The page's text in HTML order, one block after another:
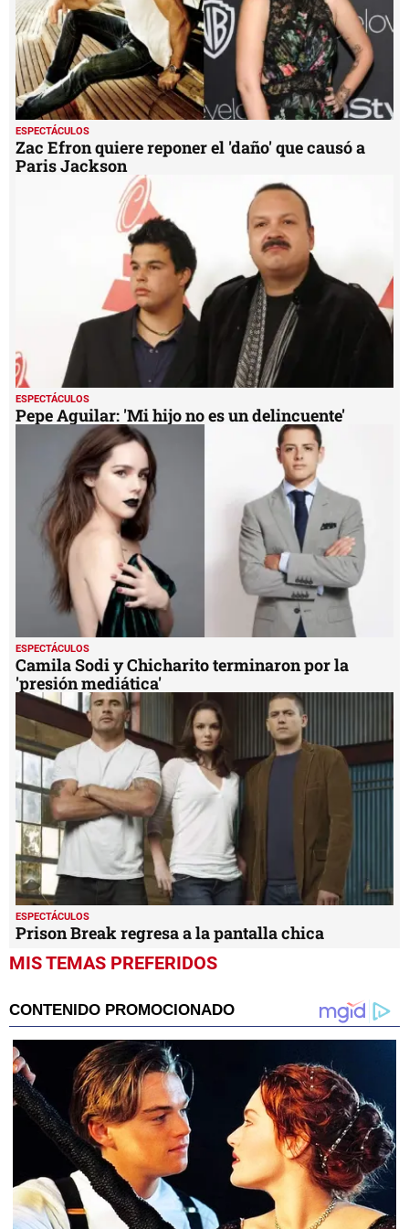
ESPECTÁCULOS
Zac Efron quiere reponer el 'daño' que causó a
Paris Jackson
ESPECTÁCULOS
Pepe Aguilar: 'Mi hijo no es un delincuente'
ESPECTÁCULOS
Camila Sodi y Chicharito terminaron por la
'presión mediática'
ESPECTÁCULOS
Prison Break regresa a la pantalla chica
MIS TEMAS PREFERIDOS